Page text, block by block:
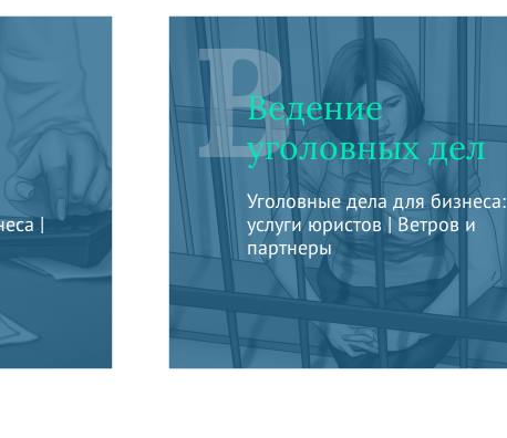
|
ВВедение
уголовных дел
Уголовные дела для бизнеса:
услуги юристов | Ветров и
партнеры